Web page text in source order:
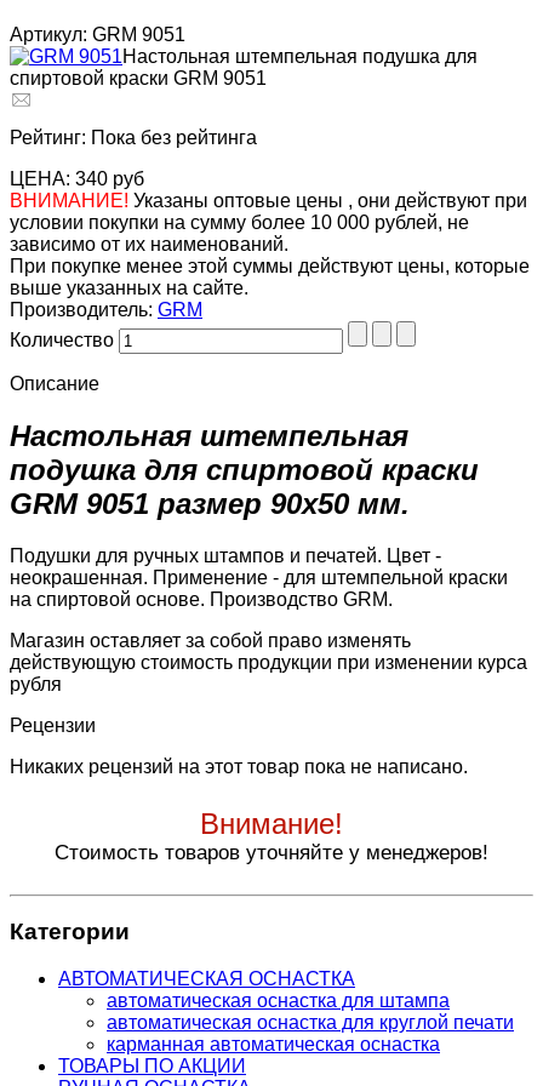
Артикул: GRM 9051
Настольная штемпельная подушка для
спиртовой краски GRM 9051
Рейтинг: Пока без рейтинга
ЦЕНА: 340 руб
ВНИМАНИЕ! Указаны оптовые цены , они действуют при
условии покупки на сумму более 10 000 рублей, не
зависимо от их наименований.
При покупке менее этой суммы действуют цены, которые
выше указанных на сайте.
Производитель: GRM
Количество
Описание
Настольная штемпельная
подушка для спиртовой краски
GRM 9051 размер 90х50 мм.
Подушки для ручных штампов и печатей. Цвет -
неокрашенная. Применение - для штемпельной краски
на спиртовой основе. Производство GRM.
Магазин оставляет за собой право изменять
действующую стоимость продукции при изменении курса
рубля
Рецензии
Никаких рецензий на этот товар пока не написано.
Внимание!
Стоимость товаров уточняйте у менеджеров!
Категории
АВТОМАТИЧЕСКАЯ ОСНАСТКА
автоматическая оснастка для штампа
автоматическая оснастка для круглой печати
карманная автоматическая оснастка
ТОВАРЫ ПО АКЦИИ